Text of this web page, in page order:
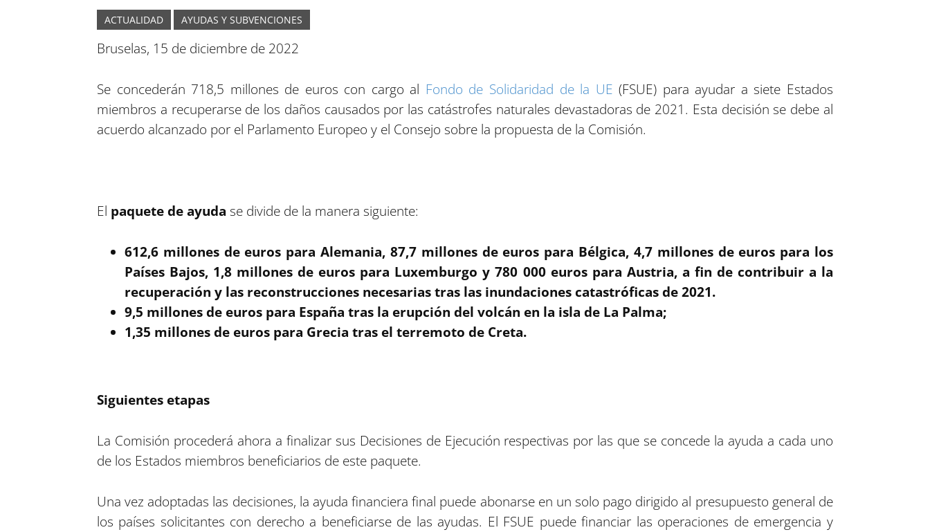
ACTUALIDAD AYUDAS Y SUBVENCIONES
Bruselas, 15 de diciembre de 2022
Se concederán 718,5 millones de euros con cargo al Fondo de Solidaridad de la UE (FSUE) para ayudar a siete Estados
miembros a recuperarse de los daños causados por las catástrofes naturales devastadoras de 2021. Esta decisión se debe al
acuerdo alcanzado por el Parlamento Europeo y el Consejo sobre la propuesta de la Comisión.
El paquete de ayuda se divide de la manera siguiente:
612,6 millones de euros para Alemania, 87,7 millones de euros para Bélgica, 4,7 millones de euros para los
Países Bajos, 1,8 millones de euros para Luxemburgo y 780 000 euros para Austria, a fin de contribuir a la
recuperación y las reconstrucciones necesarias tras las inundaciones catastróficas de 2021.
9,5 millones de euros para España tras la erupción del volcán en la isla de La Palma;
1,35 millones de euros para Grecia tras el terremoto de Creta.
Siguientes etapas
La Comisión procederá ahora a finalizar sus Decisiones de Ejecución respectivas por las que se concede la ayuda a cada uno
de los Estados miembros beneficiarios de este paquete.
Una vez adoptadas las decisiones, la ayuda financiera final puede abonarse en un solo pago dirigido al presupuesto general de
los países solicitantes con derecho a beneficiarse de las ayudas. El FSUE puede financiar las operaciones de emergencia y